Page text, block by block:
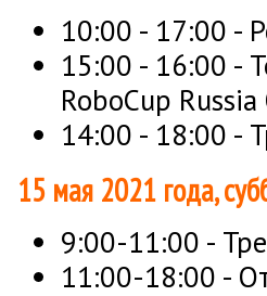
10:00 - 17:00 -
15:00 - 16:00 -
RoboCup
14:00 - 18:00 -
15 мая 2021 года,
9:00-11:00 -
11:00-18:00 -